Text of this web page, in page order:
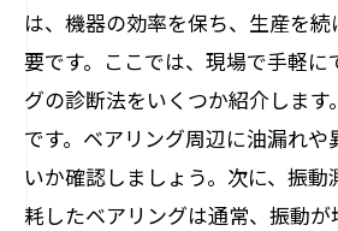
は、機器の効率を保ち、生産を
要です。ここでは、現場で手軽に
グの診断法をいくつか紹介します
です。ベアリング周辺に油漏れや
いか確認しましょう。次に、振
耗したベアリングは通常、振動